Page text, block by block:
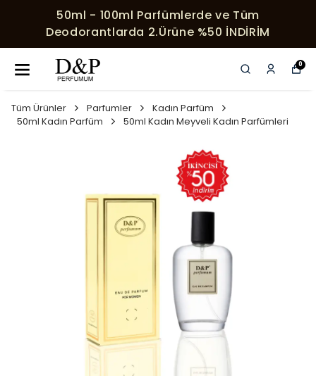
50ml - 100ml Parfümlerde ve Tüm
Deodorantlarda 2.Ürüne %50 İNDİRİM
0
Tüm Ürünler Parfumler
Kadın Parfüm
50ml Kadın Parfüm
50ml Kadın Meyveli Kadın Parfümleri